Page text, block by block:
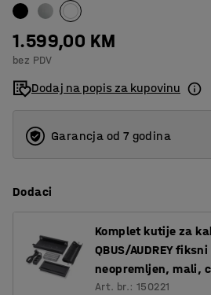
1.599,00 KM
bez PDV
Dodaj na popis za kupovinu
Garancja od 7 godina
Dodaci
Komplet kutije za
QBUS/AUDREY
neopremljen, mali,
Art. br.: 150221